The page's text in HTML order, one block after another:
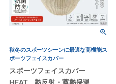
秋冬のスポーツシーンに最適な高機能ス
ポーツフェイスカバー
スポーツフェイスカバー
HEAT 熱反射・蓄熱保温